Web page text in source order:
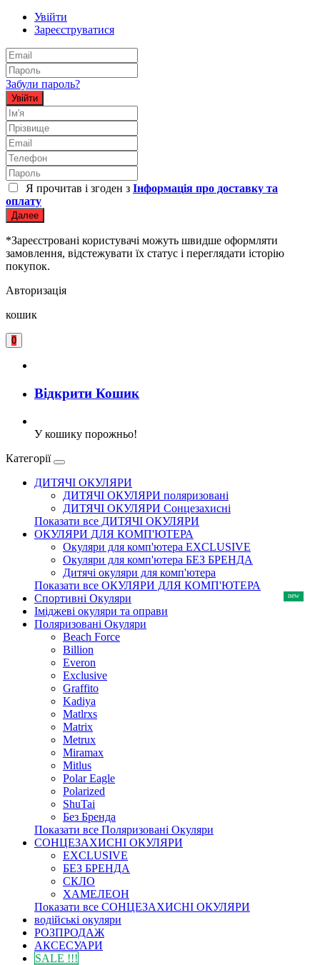
Увійти
Зареєструватися
Забули пароль?
Увійти
Я прочитав і згоден з Інформація про доставку та
оплату
Далее
*Зареєстровані користувачі можуть швидше оформляти
замовлення, відстежувати їх статус і переглядати історію
покупок.
Авторизація
кошик
0
Відкрити Кошик
У кошику порожньо!
Категорії
ДИТЯЧІ ОКУЛЯРИ
ДИТЯЧІ ОКУЛЯРИ поляризовані
ДИТЯЧІ ОКУЛЯРИ Сонцезахисні
Показати все ДИТЯЧІ ОКУЛЯРИ
ОКУЛЯРИ ДЛЯ КОМП'ЮТЕРА
Окуляри для комп'ютера EXCLUSIVE
Окуляри для комп'ютера БЕЗ БРЕНДА
Дитячі окуляри для комп'ютера
Показати все ОКУЛЯРИ ДЛЯ КОМП'ЮТЕРА
Спортивні Окуляри
Іміджеві окуляри та оправи
Поляризовані Окуляри
Beach Force
Billion
Everon
Exclusive
Graffito
Kadiya
Matlrxs
Matrix
Metrux
Miramax
Mitlus
Polar Eagle
Polarized
ShuTai
Без Бренда
Показати все Поляризовані Окуляри
СОНЦЕЗАХИСНІ ОКУЛЯРИ
EXCLUSIVE
БЕЗ БРЕНДА
СКЛО
ХАМЕЛЕОН
Показати все СОНЦЕЗАХИСНІ ОКУЛЯРИ
водійські окуляри
РОЗПРОДАЖ
АКСЕСУАРИ
SALE !!!